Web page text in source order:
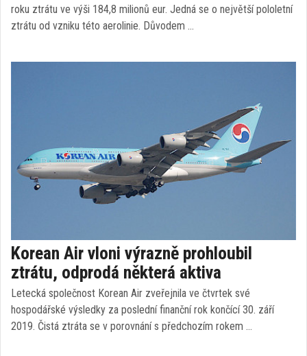
roku ztrátu ve výši 184,8 milionů eur. Jedná se o největší pololetní
ztrátu od vzniku této aerolinie. Důvodem …
Korean Air vloni výrazně prohloubil
ztrátu, odprodá některá aktiva
Letecká společnost Korean Air zveřejnila ve čtvrtek své
hospodářské výsledky za poslední finanční rok končící 30. září
2019. Čistá ztráta se v porovnání s předchozím rokem …